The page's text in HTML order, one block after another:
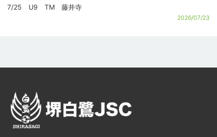
7/25 U9 TM 藤井寺
2026/07/23